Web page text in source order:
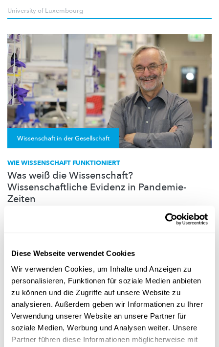
Diese Webseite verwendet Cookies
Wir verwenden Cookies, um Inhalte und Anzeigen zu
personalisieren, Funktionen für soziale Medien anbieten
zu können und die Zugriffe auf unsere Website zu
analysieren. Außerdem geben wir Informationen zu Ihrer
Verwendung unserer Website an unsere Partner für
soziale Medien, Werbung und Analysen weiter. Unsere
Partner führen diese Informationen möglicherweise mit
University of Luxembourg
Wissenschaft in der Gesellschaft
WIE WISSENSCHAFT FUNKTIONIERT
Was weiß die Wissenschaft?
Wissenschaftliche Evidenz in Pandemie-
Zeiten
AstraZeneca-Empfehlungen:
sich meistens aus einem
University of Luxembourg LCSB